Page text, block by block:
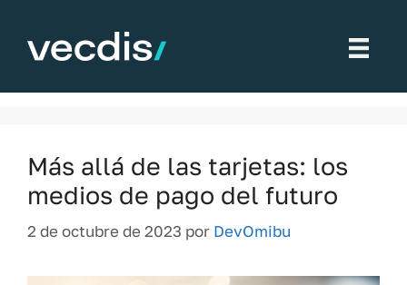
contenido
Cashless
Más allá de las tarjetas: los
medios de pago del futuro
2 de octubre de 2023 por DevOmibu